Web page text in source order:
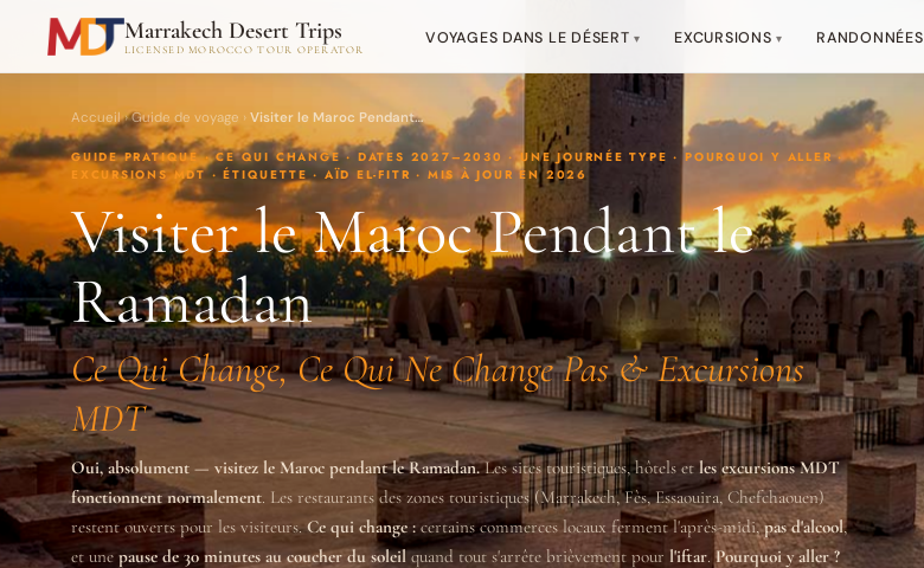
Marrakech Desert Trips
LICENSED MOROCCO TOUR OPERATOR
VOYAGES DANS LE DÉSERT EXCURSIONS RANDONNÉES
Accueil › Guide de voyage › Visiter le Maroc Pendant…
GUIDE PRATIQUE · CE QUI CHANGE · DATES 2027–2030 · UNE JOURNÉE TYPE · POURQUOI Y ALLER ·
EXCURSIONS MDT · ÉTIQUETTE · AÏD EL-FITR · MIS À JOUR EN 2026
Visiter le Maroc Pendant le
Ramadan
Ce Qui Change, Ce Qui Ne Change Pas & Excursions
MDT
Oui, absolument — visitez le Maroc pendant le Ramadan.Les sites touristiques, hôtels etles excursions MDT
fonctionnent normalement. Les restaurants des zones touristiques (Marrakech, Fès, Essaouira, Chefchaouen)
restent ouverts pour les visiteurs.Ce qui change :certains commerces locaux ferment l'après-midi,pas d'alcool,
et une pause de 30 minutes au coucher du soleilquand tout s'arrête brièvement pour l'iftar.Pourquoi y aller ?